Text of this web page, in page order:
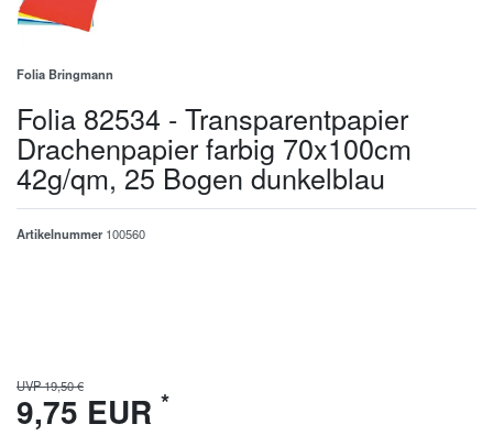
Folia Bringmann
Folia 82534 - Transparentpapier
Drachenpapier farbig 70x100cm
42g/qm, 25 Bogen dunkelblau
Artikelnummer 100560
UVP 19,50 €
9,75 EUR *